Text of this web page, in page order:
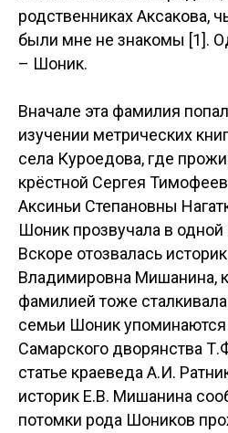
родственниках Аксакова,
были мне не знакомы [1].
– Шоник.
Вначале эта фамилия
изучении метрических
села Куроедова, где
крёстной Сергея
Аксиньи Степановны
Шоник прозвучала в одной
Вскоре отозвалась
Владимировна Мишанина,
фамилией тоже
семьи Шоник упоминаются
Самарского дворянства
статье краеведа А.И.
историк Е.В. Мишанина
потомки рода Шоников